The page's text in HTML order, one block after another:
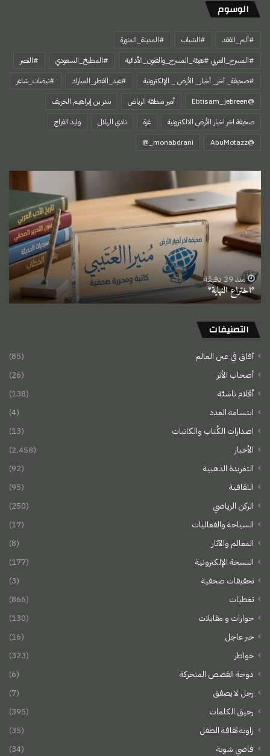
الوسوم
#ألم_الفقد #الشباب
#المدينة_المنورة
#المسرح_العربي #هيئة_المسرح_والفنون_الأدائية
#المطبخ_السعودي
#النصر
#صحيفة_ آخر_ أخبار_ الأرض _ الإلكترونية
#عيد_الفطر_المبارك
#نبضات_شاعر
@Ebtisam_jebreen
أمير منطقة الرياض
بندر بن إبراهيم الخريف
صحيفة اخر اخبار الأرض الالكترونية
غزة نادي الهلال
وليد الفراج
‏@AbuMotazz
النهاية*
منذ 39 دقيقة
*اختراع النهاية*
التصنيفات
آفاق في عين العالم
(85)
أصحاب الأثر
(26)
أقلام ناشئة
(138)
ابتسامة العدد
(4)
اصدارات الكُتاب والكاتبات
(13)
الأخبار
(2٬458)
التغريدة الذهبية
(92)
الثقافية
(95)
الركن الرياضي
(250)
السياحة والفعاليات
(17)
المعالم والآثار
(8)
النسخة الإلكترونية
(177)
تحقيقات صحفية
(3)
تغطيات
(866)
حوارات و مقابلات
(130)
خبر عاجل
(16)
خواطر
(323)
دوحة القصص المتحركة
(6)
رجل لا يصفق
(7)
رحيق الكلمات
(395)
زاوية ثقافة الطفل
(35)
فاضي شوية
(34)